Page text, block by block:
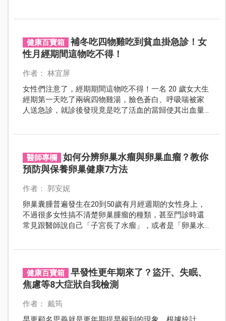
健康百寶箱
補冬吃四物雞吃到貧血掛急診！女
性月經期間這物吃不得！
作者： 林宜屏
女性們注意了，經期期間這物吃不得！一名 20 歲女大生
經期第一天吃了兩碗四物雞湯，臉色蒼白、呼吸喘被家
人送急診，就診後發現竟是吃了活血的當歸使其出血量
醫師專欄
如何分辨卵巢水瘤與卵巢血瘤？教你
預防與保養卵巢健康7方法
作者： 郭安妮
卵巢囊腫普遍發生在20到50歲有月經週期的女性身上，
不過很多女性搞不清楚卵巢腫瘤的種類，甚至門診時還
常見跟醫師說自己「子宮長了水瘤」，或者是「卵巢水
健康百寶箱
早發性更年期來了？盜汗、失眠、
焦慮等8大症狀自我檢測
作者： 戴筠